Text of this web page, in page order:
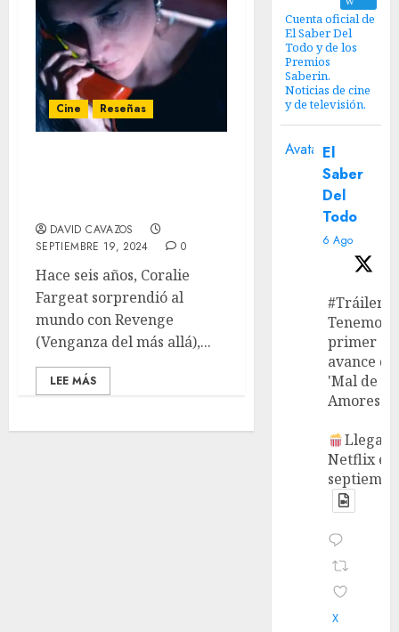
Cine Reseñas
DAVID CAVAZOS
SEPTIEMBRE 19, 2024
0
Hace seis años, Coralie
Fargeat sorprendió al
mundo con Revenge
(Venganza del más allá),...
LEE MÁS
Cuenta oficial de
El Saber Del
Todo y de los
Premios
Saberin.
Noticias de cine
y de televisión.
Avatar El
Saber
Del
Todo
6 Ago
#Tráiler
Tenemos
primer
avance de
'Mal de
Amores'.
Llega a
Netflix en
X